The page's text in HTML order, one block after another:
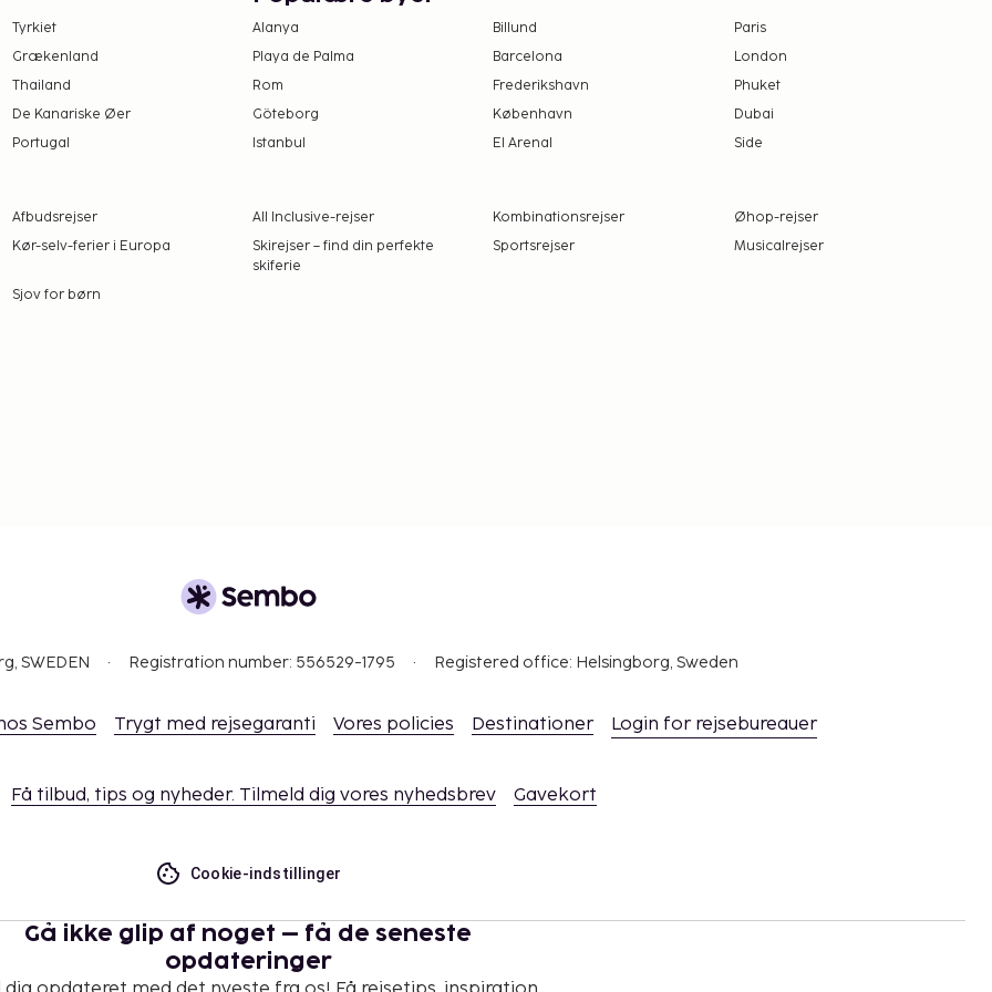
Gebyrer
har oplyst.
også servicedyr som
Tyrkiet
Grækenland
Thailand
De Kanariske Øer
Portugal
Alanya Billund
Paris
Playa de Palma
Barcelona
London
Rom
Frederikshavn
Phuket
Göteborg
København
Dubai
Istanbul
El Arenal Side
Afbudsrejser All Inclusive-rejser Kombinationsrejser
Øhop-rejser
Kør-selv-ferier i Europa
Skirejser – find din perfekte
skiferie
Sportsrejser Musicalrejser
Sjov for børn
SWEDEN Registration number: 556529-1795 Registered office: Helsingborg, Sweden
Sembo Trygt med rejsegaranti Vores policies Destinationer Login for rejsebureauer
Få tilbud, tips og nyheder. Tilmeld dig vores nyhedsbrev Gavekort
Cookie-indstillinger
Gå ikke glip af noget – få de seneste
opdateringer